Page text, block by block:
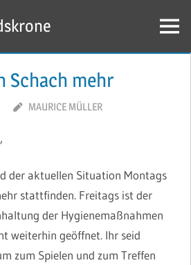
Menü
Schach mehr
MAURICE MÜLLER
der aktuellen Situation Montags
stattfinden. Freitags ist der
der Hygienemaßnahmen
weiterhin geöffnet. Ihr seid
zum Spielen und zum Treffen